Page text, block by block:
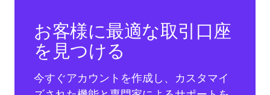
お客様に最適な取引口座
を見つける
今すぐアカウントを作成し、カスタマイ